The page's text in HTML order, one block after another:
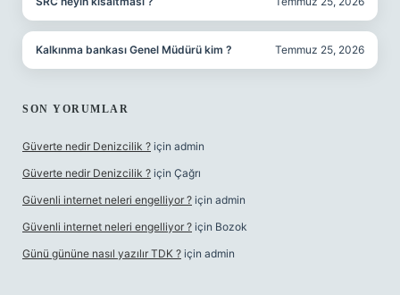
Kalkınma bankası Genel Müdürü kim ? Temmuz 25, 2026
SON YORUMLAR
Güverte nedir Denizcilik ? için admin
Güverte nedir Denizcilik ? için Çağrı
Güvenli internet neleri engelliyor ? için admin
Güvenli internet neleri engelliyor ? için Bozok
Günü gününe nasıl yazılır TDK ? için admin